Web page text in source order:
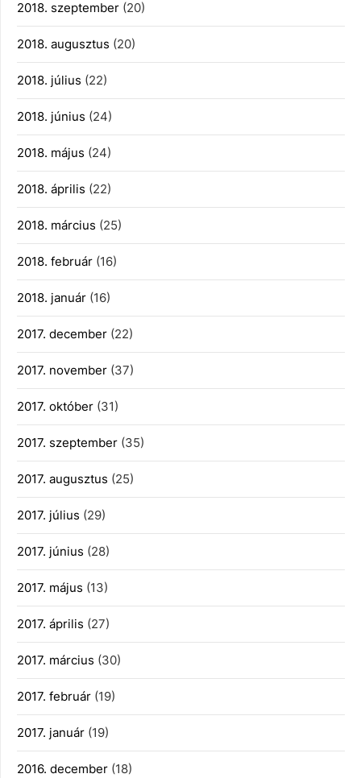
2018. szeptember (20)
2018. augusztus (20)
2018. július (22)
2018. június (24)
2018. május (24)
2018. április (22)
2018. március (25)
2018. február (16)
2018. január (16)
2017. december (22)
2017. november (37)
2017. október (31)
2017. szeptember (35)
2017. augusztus (25)
2017. július (29)
2017. június (28)
2017. május (13)
2017. április (27)
2017. március (30)
2017. február (19)
2017. január (19)
2016. december (18)